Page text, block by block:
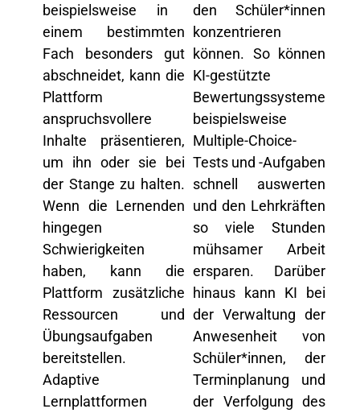
beispielsweise in
einem bestimmten
Fach besonders gut
abschneidet, kann die
Plattform
anspruchsvollere
Inhalte präsentieren,
um ihn oder sie bei
der Stange zu halten.
Wenn die Lernenden
hingegen
Schwierigkeiten
haben, kann die
Plattform zusätzliche
Ressourcen und
Übungsaufgaben
bereitstellen.
Adaptive
Lernplattformen
den Schüler*innen
konzentrieren
können. So können
KI-gestützte
Bewertungssysteme
beispielsweise
Multiple-Choice-
Tests und -Aufgaben
schnell auswerten
und den Lehrkräften
so viele Stunden
mühsamer Arbeit
ersparen. Darüber
hinaus kann KI bei
der Verwaltung der
Anwesenheit von
Schüler*innen, der
Terminplanung und
der Verfolgung des